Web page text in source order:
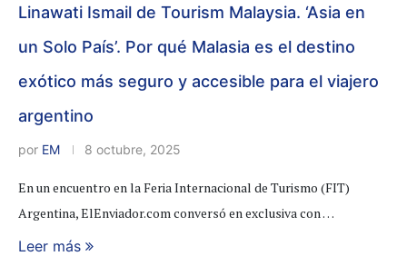
Linawati Ismail de Tourism Malaysia. ‘Asia en
un Solo País’. Por qué Malasia es el destino
exótico más seguro y accesible para el viajero
argentino
por EM 8 octubre, 2025
En un encuentro en la Feria Internacional de Turismo (FIT)
Argentina, ElEnviador.com conversó en exclusiva con …
Leer más